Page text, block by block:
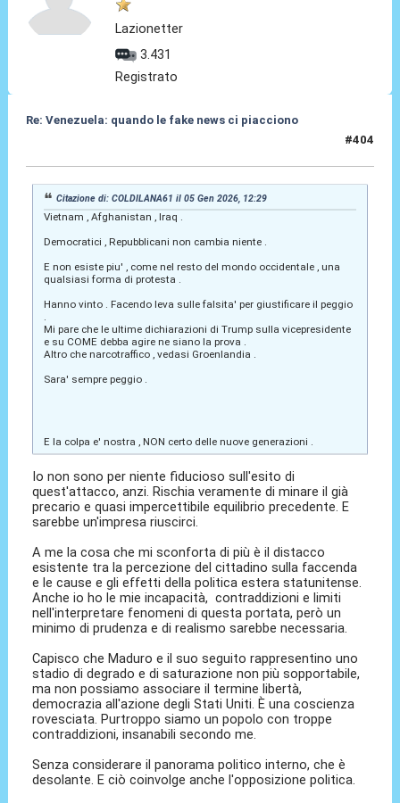
Lazionetter
3.431
Registrato
Re: Venezuela: quando le fake news ci piacciono
#404
Citazione di: COLDILANA61 il 05 Gen 2026, 12:29
Vietnam , Afghanistan , Iraq .
Democratici , Repubblicani non cambia niente .
E non esiste piu' , come nel resto del mondo occidentale , una
qualsiasi forma di protesta .
Hanno vinto . Facendo leva sulle falsita' per giustificare il peggio
.
Mi pare che le ultime dichiarazioni di Trump sulla vicepresidente
e su COME debba agire ne siano la prova .
Altro che narcotraffico , vedasi Groenlandia .
Sara' sempre peggio .
E la colpa e' nostra , NON certo delle nuove generazioni .
Io non sono per niente fiducioso sull'esito di
quest'attacco, anzi. Rischia veramente di minare il già
precario e quasi impercettibile equilibrio precedente. E
sarebbe un'impresa riuscirci.
A me la cosa che mi sconforta di più è il distacco
esistente tra la percezione del cittadino sulla faccenda
e le cause e gli effetti della politica estera statunitense.
Anche io ho le mie incapacità, contraddizioni e limiti
nell'interpretare fenomeni di questa portata, però un
minimo di prudenza e di realismo sarebbe necessaria.
Capisco che Maduro e il suo seguito rappresentino uno
stadio di degrado e di saturazione non più sopportabile,
ma non possiamo associare il termine libertà,
democrazia all'azione degli Stati Uniti. È una coscienza
rovesciata. Purtroppo siamo un popolo con troppe
contraddizioni, insanabili secondo me.
Senza considerare il panorama politico interno, che è
desolante. E ciò coinvolge anche l'opposizione politica.